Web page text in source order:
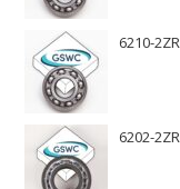
6210-
6202-